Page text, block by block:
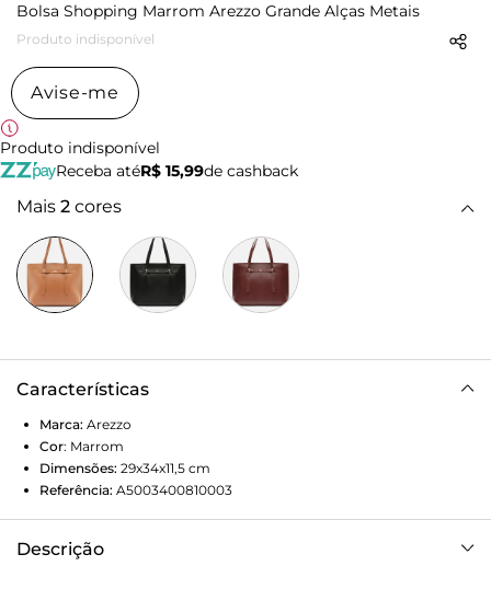
Bolsa Shopping Marrom Arezzo Grande Alças Metais
Produto indisponível
Avise-me
Produto indisponível
Receba atéR$ 15,99de cashback
Mais 2 cores
Características
Marca: Arezzo
Cor: Marrom
Dimensões: 29x34x11,5 cm
Referência: A5003400810003
Descrição